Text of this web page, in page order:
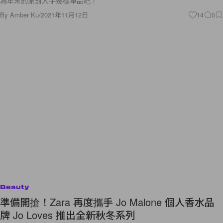
By Amber Ku/2021年11月12日 14 0
Beauty
準備開搶！Zara 再度攜手 Jo Malone 個人香水品
牌 Jo Loves 推出全新秋冬系列